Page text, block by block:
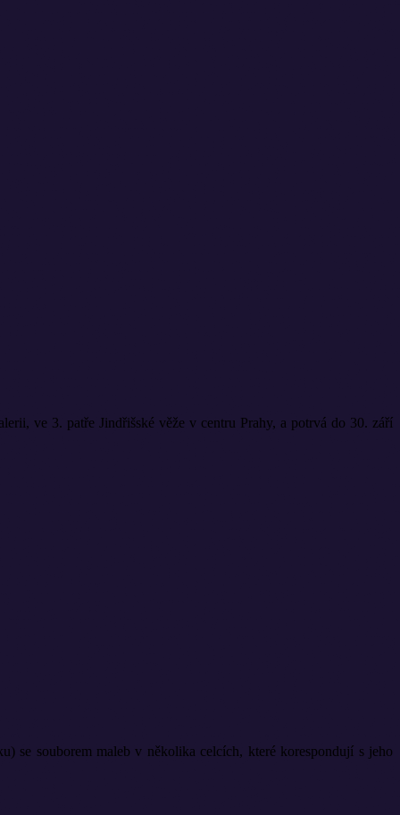
ve 3. patře Jindřišské věže v centru Prahy, a potrvá do 30. září
se souborem maleb v několika celcích, které korespondují s jeho